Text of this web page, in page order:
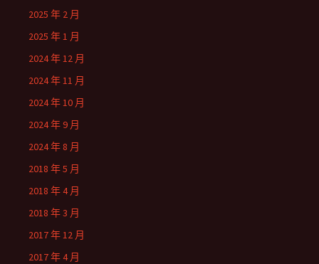
2025 年 2 月
2025 年 1 月
2024 年 12 月
2024 年 11 月
2024 年 10 月
2024 年 9 月
2024 年 8 月
2018 年 5 月
2018 年 4 月
2018 年 3 月
2017 年 12 月
2017 年 4 月